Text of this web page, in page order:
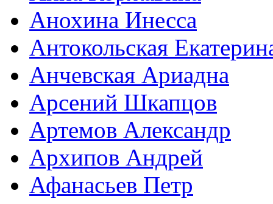
Анохина Инесса
Антокольская
Анчевская Ариадна
Арсений Шкапцов
Артемов Александр
Архипов Андрей
Афанасьев Петр